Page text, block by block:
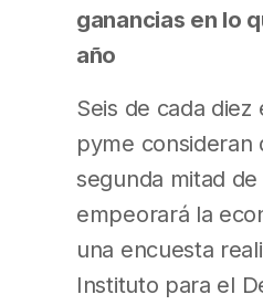
ganancias en lo
año
Seis de cada diez
pyme consideran
segunda mitad
empeorará la
una encuesta
Instituto para el